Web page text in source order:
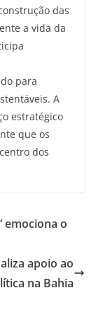
das
a vida da
para
A
estratégico
que os
dos
emociona o
apoio ao
na Bahia